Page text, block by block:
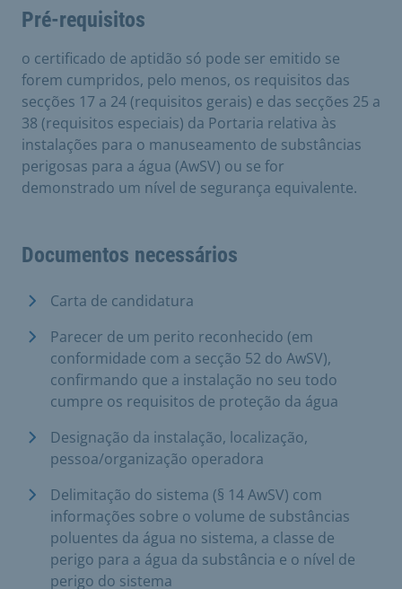
Pré-requisitos
o certificado de aptidão só pode ser emitido se
forem cumpridos, pelo menos, os requisitos das
secções 17 a 24 (requisitos gerais) e das secções 25 a
38 (requisitos especiais) da Portaria relativa às
instalações para o manuseamento de substâncias
perigosas para a água (AwSV) ou se for
demonstrado um nível de segurança equivalente.
Documentos necessários
Carta de candidatura
Parecer de um perito reconhecido (em
conformidade com a secção 52 do AwSV),
confirmando que a instalação no seu todo
cumpre os requisitos de proteção da água
Designação da instalação, localização,
pessoa/organização operadora
Delimitação do sistema (§ 14 AwSV) com
informações sobre o volume de substâncias
poluentes da água no sistema, a classe de
perigo para a água da substância e o nível de
perigo do sistema